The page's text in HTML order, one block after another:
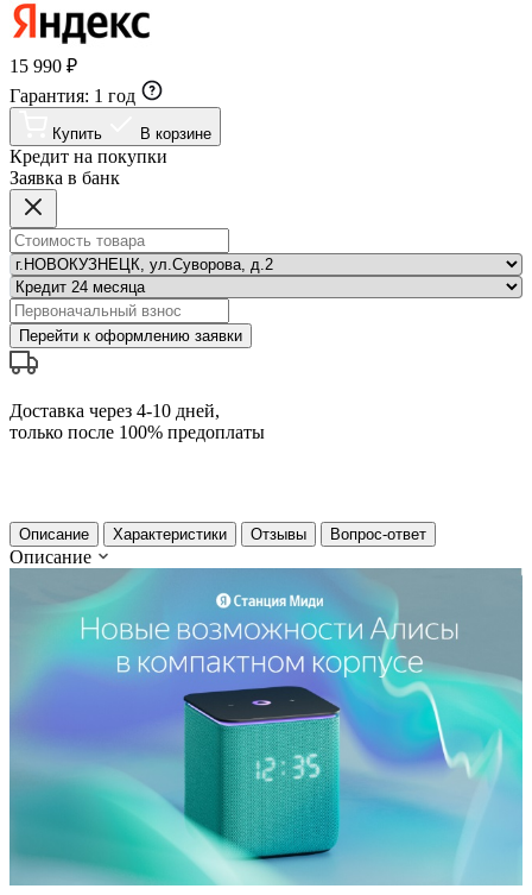
15 990 ₽
Гарантия: 1 год
Купить В корзине
Кредит на покупки
Заявка в банк
Перейти к оформлению заявки
Доставка через 4-10 дней,
только после 100% предоплаты
Описание Характеристики Отзывы Вопрос-ответ
Описание